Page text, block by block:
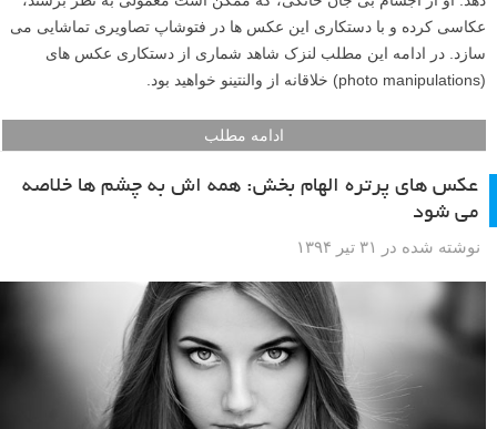
عکاسی کرده و با دستکاری این عکس ها در فتوشاپ تصاویری تماشایی می
سازد. در ادامه این مطلب لنزک شاهد شماری از دستکاری عکس های
(photo manipulations) خلاقانه از والنتینو خواهید بود.
ادامه مطلب
عکس های پرتره الهام بخش: همه اش به چشم ها خلاصه
می شود
نوشته شده در ۳۱ تیر ۱۳۹۴